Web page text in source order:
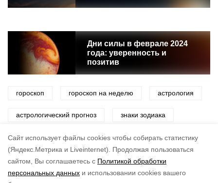
Cайт использует файлы cookies чтобы собирать статистику
(Яндекс.Метрика и Liveinternet).
Продолжая пользоваться
сайтом, Вы соглашаетесь с Политикой обработки
персональных данных и использовании cookies вашего
Дни силы в феврале 2024
года: уверенность и
позитив
гороскоп гороскоп на неделю астрология
астрологический прогноз знаки зодиака
звезды
по оценке